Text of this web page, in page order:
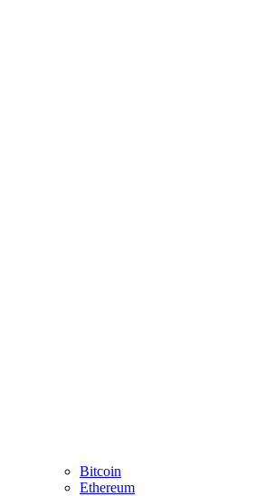
Bitcoin
Ethereum